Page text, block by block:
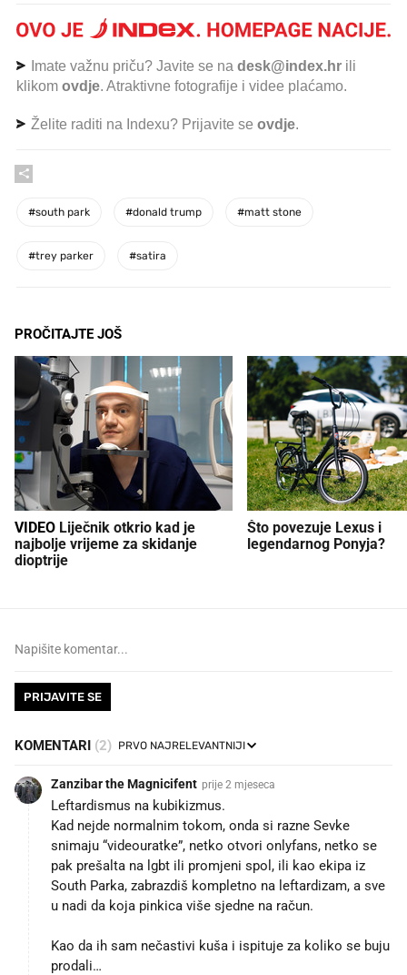
Imate važnu priču? Javite se na desk@index.hr ili
klikom ovdje. Atraktivne fotografije i videe plaćamo.
Želite raditi na Indexu? Prijavite se ovdje.
#south park #donald trump #matt stone
#trey parker #satira
PROČITAJTE JOŠ
VIDEO
najbolje vrijeme za skidanje
dioptrije
Što povezuje Lexus i
legendarnog Ponyja?
PRIJAVITE SE
KOMENTARI (2)
Zanzibar the Magnicifent prije 2 mjeseca
Leftardismus na kubikizmus.
Kad nejde normalnim tokom, onda si razne Sevke
snimaju “videouratke”, netko otvori onlyfans, netko se
pak prešalta na lgbt ili promjeni spol, ili kao ekipa iz
South Parka, zabrazdiš kompletno na leftardizam, a sve
u nadi da koja pinkica više sjedne na račun.
Kao da ih sam nečastivi kuša i ispituje za koliko se buju
prodali…